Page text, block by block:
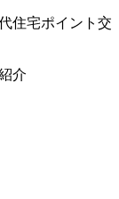
住宅ポイント交
介